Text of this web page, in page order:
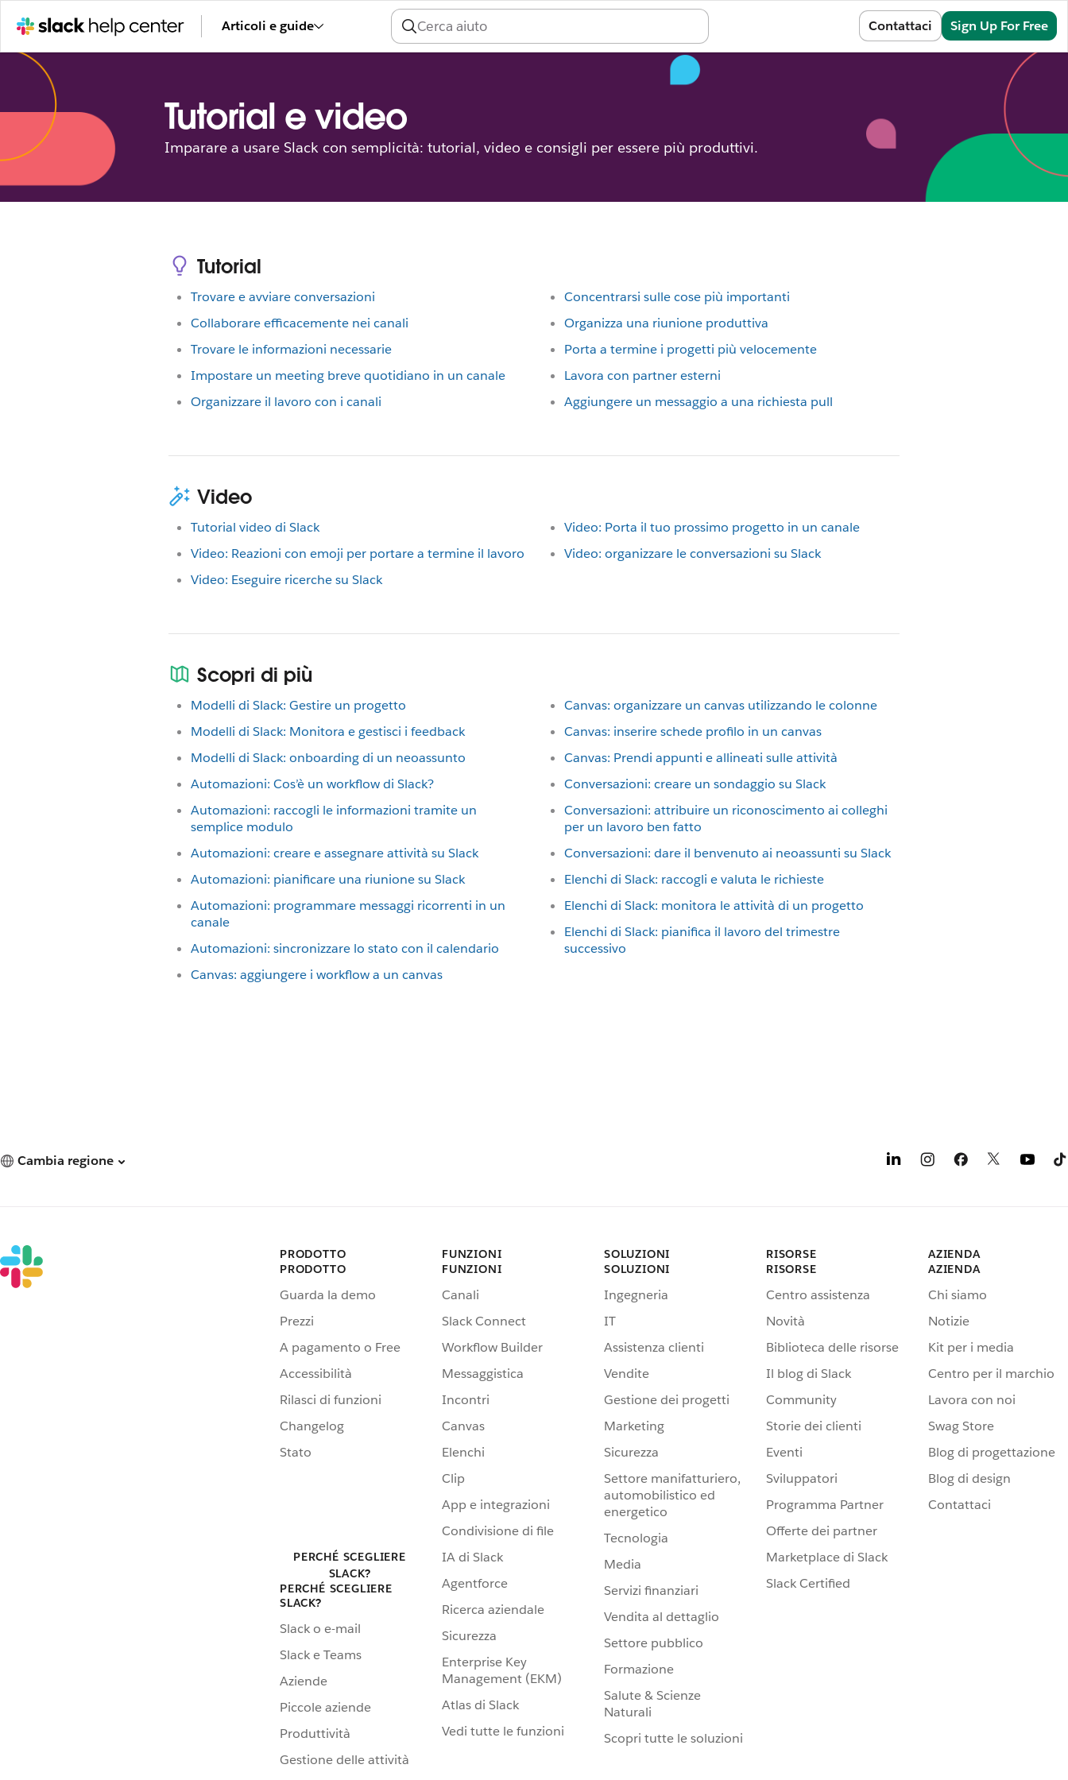
Articoli e guide Contattaci Sign Up For Free
Tutorial e video
Imparare a usare Slack con semplicità: tutorial, video e consigli per essere più produttivi.
Tutorial
Trovare e avviare conversazioni
Collaborare efficacemente nei canali
Trovare le informazioni necessarie
Impostare un meeting breve quotidiano in un canale
Organizzare il lavoro con i canali
Concentrarsi sulle cose più importanti
Organizza una riunione produttiva
Porta a termine i progetti più velocemente
Lavora con partner esterni
Aggiungere un messaggio a una richiesta pull
Video
Tutorial video di Slack
Video: Reazioni con emoji per portare a termine il lavoro
Video: Eseguire ricerche su Slack
Video: Porta il tuo prossimo progetto in un canale
Video: organizzare le conversazioni su Slack
Scopri di più
Modelli di Slack: Gestire un progetto
Modelli di Slack: Monitora e gestisci i feedback
Modelli di Slack: onboarding di un neoassunto
Automazioni: Cos’è un workflow di Slack?
Automazioni: raccogli le informazioni tramite un
semplice modulo
Automazioni: creare e assegnare attività su Slack
Automazioni: pianificare una riunione su Slack
Automazioni: programmare messaggi ricorrenti in un
canale
Automazioni: sincronizzare lo stato con il calendario
Canvas: aggiungere i workflow a un canvas
Canvas: organizzare un canvas utilizzando le colonne
Canvas: inserire schede profilo in un canvas
Canvas: Prendi appunti e allineati sulle attività
Conversazioni: creare un sondaggio su Slack
Conversazioni: attribuire un riconoscimento ai colleghi
per un lavoro ben fatto
Conversazioni: dare il benvenuto ai neoassunti su Slack
Elenchi di Slack: raccogli e valuta le richieste
Elenchi di Slack: monitora le attività di un progetto
Elenchi di Slack: pianifica il lavoro del trimestre
successivo
Cambia regione
PRODOTTO
PRODOTTO
Guarda la demo
Prezzi
A pagamento o Free
Accessibilità
Rilasci di funzioni
Changelog
Stato
PERCHÉ SCEGLIERE
SLACK?
PERCHÉ SCEGLIERE
SLACK?
Slack o e-mail
Slack e Teams
Aziende
Piccole aziende
Produttività
Gestione delle attività
FUNZIONI
FUNZIONI
Canali
Slack Connect
Workflow Builder
Messaggistica
Incontri
Canvas
Elenchi
Clip
App e integrazioni
Condivisione di file
IA di Slack
Agentforce
Ricerca aziendale
Sicurezza
Enterprise Key
Management (EKM)
Atlas di Slack
Vedi tutte le funzioni
SOLUZIONI
SOLUZIONI
Ingegneria
IT
Assistenza clienti
Vendite
Gestione dei progetti
Marketing
Sicurezza
Settore manifatturiero,
automobilistico ed
energetico
Tecnologia
Media
Servizi finanziari
Vendita al dettaglio
Settore pubblico
Formazione
Salute & Scienze
Naturali
Scopri tutte le soluzioni
RISORSE
RISORSE
Centro assistenza
Novità
Biblioteca delle risorse
Il blog di Slack
Community
Storie dei clienti
Eventi
Sviluppatori
Programma Partner
Offerte dei partner
Marketplace di Slack
Slack Certified
AZIENDA
AZIENDA
Chi siamo
Notizie
Kit per i media
Centro per il marchio
Lavora con noi
Swag Store
Blog di progettazione
Blog di design
Contattaci